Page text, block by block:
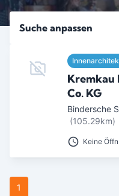
Suche anpassen
Wonach suchst du?
Stadt oder
Umkreis in Km
15
Kremkau
Co. KG
Bindersche
(105.29km)
Keine
1